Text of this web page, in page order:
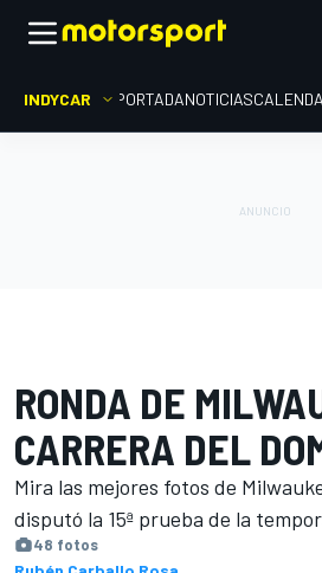
INDYCAR PORTADANOTICIAS
RONDA DE
CARRERA DEL
Mira las mejores fotos de
disputó la 15ª prueba de la
48 fotos